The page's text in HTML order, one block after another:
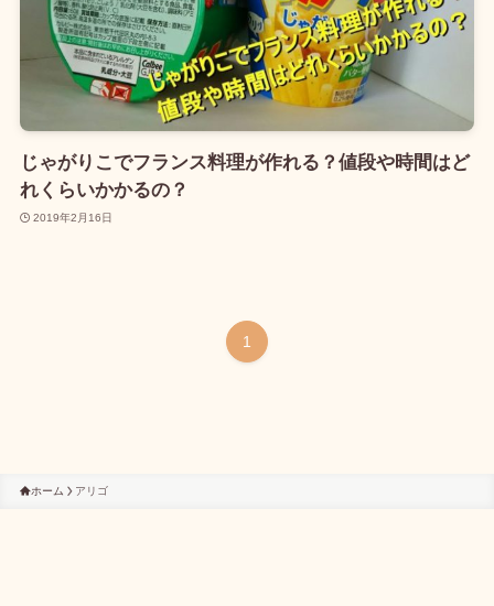
じゃがりこでフランス料理が作れる？値段や時間はど
れくらいかかるの？
2019年2月16日
1
ホーム アリゴ